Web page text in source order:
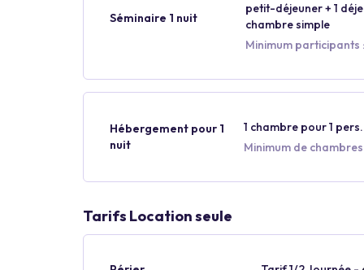
Séminaire 1 nuit
petit-déjeuner + 1
chambre simple
Minimum participants
Hébergement pour 1
nuit
1 chambre pour 1
Minimum de
Tarifs Location seule